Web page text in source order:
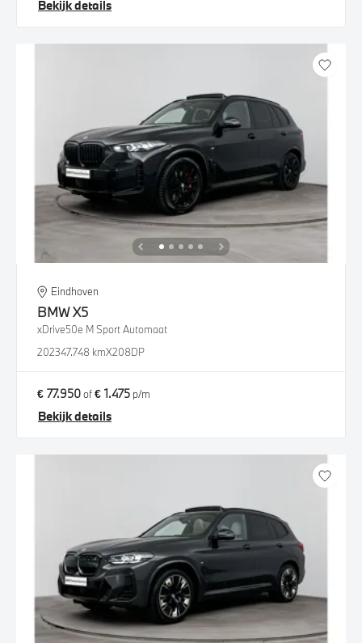
Bekijk details
Eindhoven
BMWX5
xDrive50e M Sport Automaat
202347.748 kmX208DP
€ 77.950of€ 1.475 p/m
Bekijk details